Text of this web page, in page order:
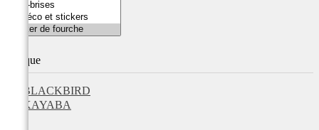
Marque
BLACKBIRD
KAYABA